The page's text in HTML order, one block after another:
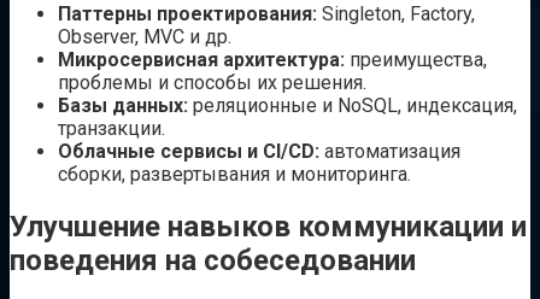
Паттерны проектирования: Singleton, Factory,
Observer, MVC и др.
Микросервисная архитектура: преимущества,
проблемы и способы их решения.
Базы данных: реляционные и NoSQL, индексация,
транзакции.
Облачные сервисы и CI/CD: автоматизация
сборки, развертывания и мониторинга.
Улучшение навыков коммуникации и
поведения на собеседовании